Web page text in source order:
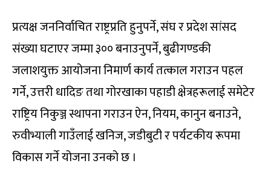
प्रत्यक्ष जननिर्वाचित राष्ट्रप्रति हुनुपर्ने, संघ र प्रदेश सांसद
संख्या घटाएर जम्मा ३०० बनाउनुपर्ने, बुढीगण्डकी
जलाशयुक्त आयोजना निमार्ण कार्य तत्काल गराउन पहल
गर्ने, उत्तरी धादिङ तथा गोरखाका पहाडी क्षेत्रहरूलाई समेटेर
राष्ट्रिय निकुञ्ज स्थापना गराउन ऐन, नियम, कानुन बनाउने,
रुवीभ्याली गाउँलाई खनिज, जडीबुटी र पर्यटकीय रूपमा
विकास गर्ने योजना उनको छ ।